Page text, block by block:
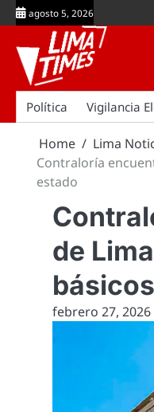
Skip
to
content
agosto 5, 2026
Política Vigilancia
Home Lima
Contraloría
estado
de
febrero 27, 2026